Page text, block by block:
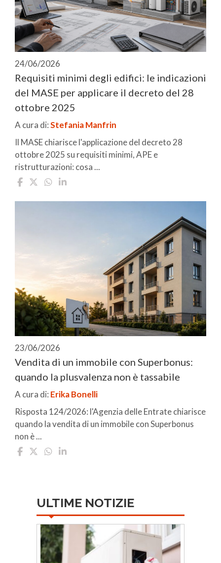
24/06/2026
Requisiti minimi degli edifici: le indicazioni
del MASE per applicare il decreto del 28
ottobre 2025
A cura di:Stefania Manfrin
Il MASE chiarisce l'applicazione del decreto 28
ottobre 2025 su requisiti minimi, APE e
ristrutturazioni: cosa ...
23/06/2026
Vendita di un immobile con Superbonus:
quando la plusvalenza non è tassabile
A cura di: Erika Bonelli
Risposta 124/2026: l'Agenzia delle Entrate chiarisce
quando la vendita di un immobile con Superbonus
non è ...
ULTIME NOTIZIE